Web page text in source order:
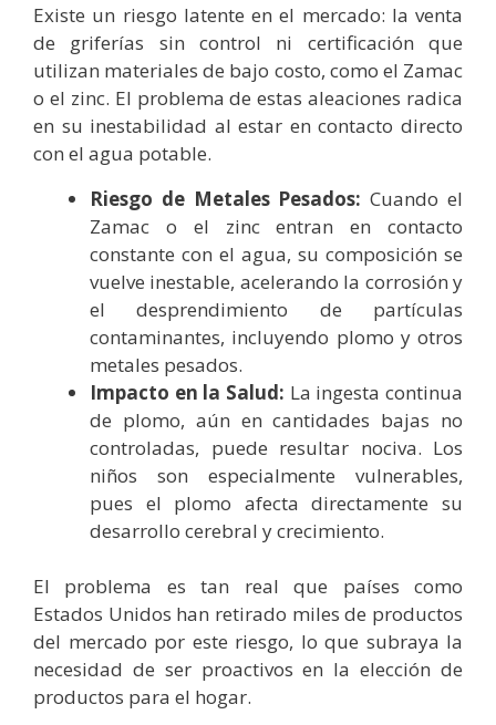
Existe un riesgo latente en el mercado: la venta
de griferías sin control ni certificación que
utilizan materiales de bajo costo, como el Zamac
o el zinc. El problema de estas aleaciones radica
en su inestabilidad al estar en contacto directo
con el agua potable.
Riesgo de Metales Pesados: Cuando el
Zamac o el zinc entran en contacto
constante con el agua, su composición se
vuelve inestable, acelerando la corrosión y
el desprendimiento de partículas
contaminantes, incluyendo plomo y otros
metales pesados.
Impacto en la Salud: La ingesta continua
de plomo, aún en cantidades bajas no
controladas, puede resultar nociva. Los
niños son especialmente vulnerables,
pues el plomo afecta directamente su
desarrollo cerebral y crecimiento.
El problema es tan real que países como
Estados Unidos han retirado miles de productos
del mercado por este riesgo, lo que subraya la
necesidad de ser proactivos en la elección de
productos para el hogar.